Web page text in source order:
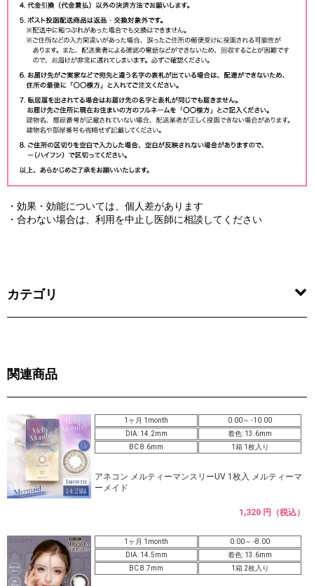
・効果・効能については、個人差があります
・合わない場合は、利用を中止し医師に相談してください
カテゴリ
関連商品
1ヶ月 1month
0.00～ -10.00
DIA: 14.2mm
着色: 13.6mm
BC 8.6mm
1箱 1枚入り
アネコン メルティーマンスリーUV 1枚入 メルティーマ
ーメイド
1,320 円（税込）
1ヶ月 1month
0.00～ -8.00
DIA: 14.5mm
着色: 13.6mm
BC 8.7mm
1箱 2枚入り